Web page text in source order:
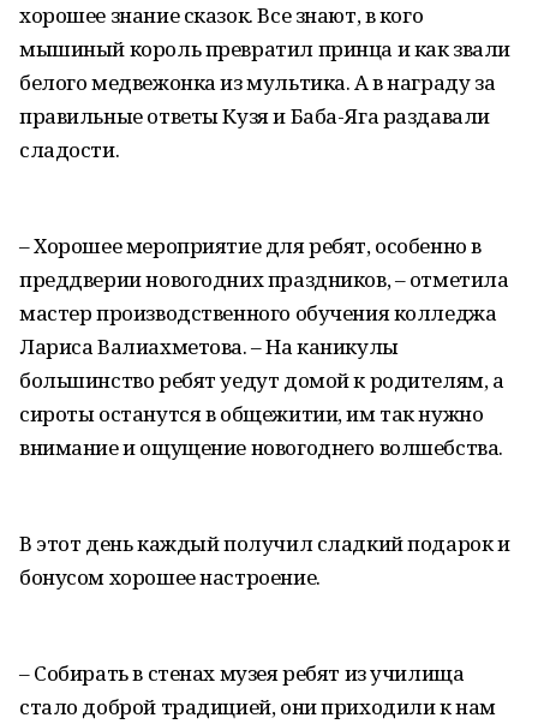
хорошее знание сказок. Все знают, в кого
мышиный король превратил принца и как звали
белого медвежонка из мультика. А в награду за
правильные ответы Кузя и Баба-Яга раздавали
сладости.
– Хорошее мероприятие для ребят, особенно в
преддверии новогодних праздников, – отметила
мастер производственного обучения колледжа
Лариса Валиахметова. – На каникулы
большинство ребят уедут домой к родителям, а
сироты останутся в общежитии, им так нужно
внимание и ощущение новогоднего волшебства.
В этот день каждый получил сладкий подарок и
бонусом хорошее настроение.
– Собирать в стенах музея ребят из училища
стало доброй традицией, они приходили к нам